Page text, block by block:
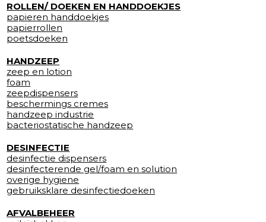
ROLLEN/ DOEKEN EN HANDDOEKJES
papieren handdoekjes
papierrollen
poetsdoeken
HANDZEEP
zeep en lotion
foam
zeepdispensers
beschermings cremes
handzeep industrie
bacteriostatische handzeep
DESINFECTIE
desinfectie dispensers
desinfecterende gel/foam en solution
overige hygiene
gebruiksklare desinfectiedoeken
AFVALBEHEER